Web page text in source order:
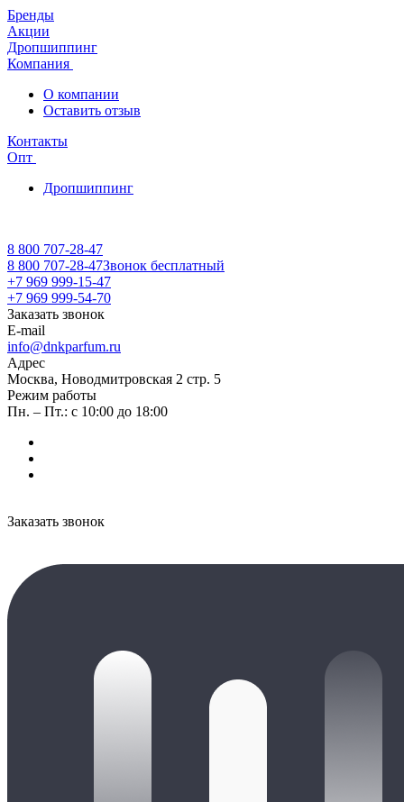
Бренды
Акции
Дропшиппинг
Компания
О компании
Оставить отзыв
Контакты
Опт
Дропшиппинг
8 800 707-28-47
8 800 707-28-47Звонок бесплатный
+7 969 999-15-47
+7 969 999-54-70
Заказать звонок
E-mail
info@dnkparfum.ru
Адрес
Москва, Новодмитровская 2 стр. 5
Режим работы
Пн. – Пт.: с 10:00 до 18:00
Заказать звонок